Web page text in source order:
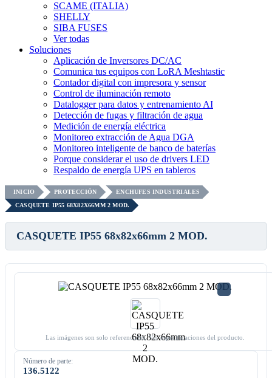
SCAME (ITALIA)
SHELLY
SIBA FUSES
Ver todas
Soluciones
Aplicación de Inversores DC/AC
Comunica tus equipos con LoRA Meshtastic
Contador digital con impresora y sensor
Control de iluminación remoto
Datalogger para datos y entrenamiento AI
Detección de fugas y filtración de agua
Medición de energía eléctrica
Monitoreo extracción de Agua DGA
Monitoreo inteligente de banco de baterías
Porque considerar el uso de drivers LED
Respaldo de energía UPS en tableros
INICIO PROTECCIÓN
ENCHUFES INDUSTRIALES
CASQUETE IP55 68X82X66MM 2 MOD.
CASQUETE IP55 68x82x66mm 2 MOD.
Las imágenes son solo referenciales. Ver especificaciones del producto.
Número de parte:
136.5122